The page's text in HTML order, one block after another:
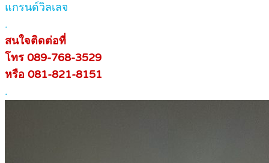
แกรนด์วิลเลจ
.
สนใจติดต่อที่
โทร 089-768-3529
หรือ 081-821-8151
.